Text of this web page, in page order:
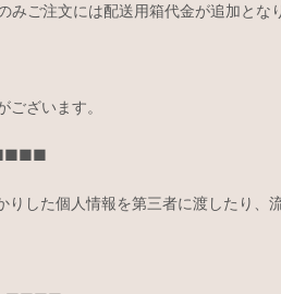
ご注文には配送用箱代金が追加となり
ざいます。
■■■■
した個人情報を第三者に渡したり、